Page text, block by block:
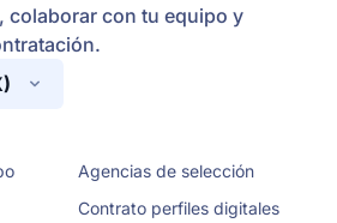
colaborar con tu equipo y
Agencias de selección
Contrato perfiles digitales